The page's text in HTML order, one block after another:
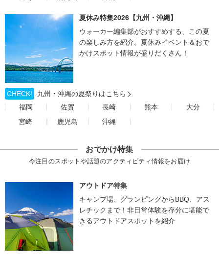
夏休み特集2026【九州・沖縄】
ウォーカー編集部がおすすめする、この夏
の楽しみ方を紹介。夏休みイベント＆おで
かけスポット情報が盛りだくさん！
CHECK!
九州・沖縄の夏祭りはこちら
福岡
佐賀 長崎 熊本
大分
宮崎
鹿児島 沖縄
おでかけ特集
今注目のスポットや話題のアクティビティ情報をお届け
アウトドア特集
キャンプ場、グランピングからBBQ、アス
レチックまで！非日常体験を存分に堪能で
きるアウトドアスポットを紹介